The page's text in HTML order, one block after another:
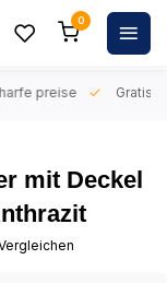
0
preise Gratis
mit Deckel